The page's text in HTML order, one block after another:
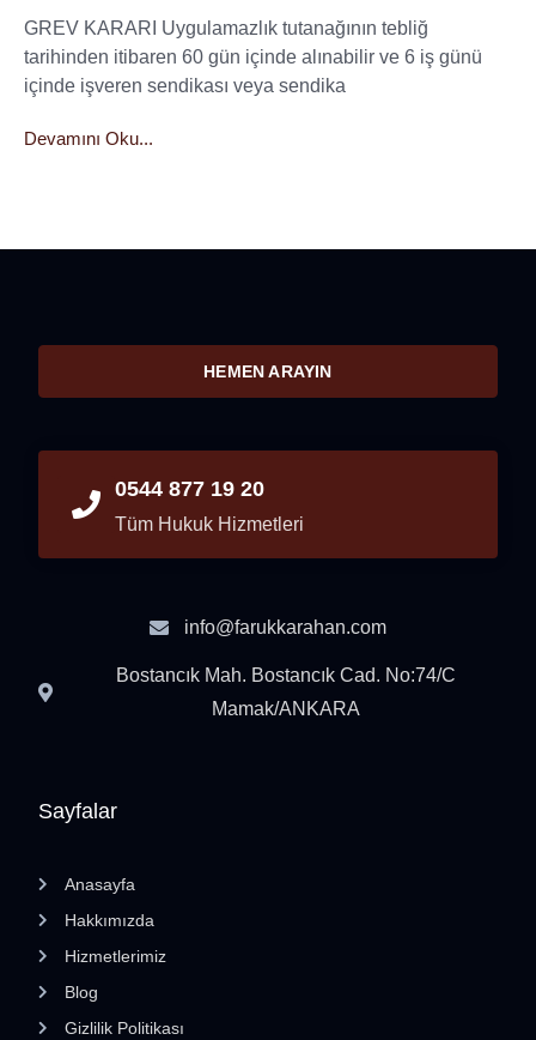
GREV KARARI Uygulamazlık tutanağının tebliğ
tarihinden itibaren 60 gün içinde alınabilir ve 6 iş günü
içinde işveren sendikası veya sendika
Devamını Oku...
Sayfalar
Anasayfa
Hakkımızda
Hizmetlerimiz
Blog
Gizlilik Politikası
HEMEN ARAYIN
0544 877 19 20
Tüm Hukuk Hizmetleri
info@farukkarahan.com
Bostancık Mah. Bostancık Cad. No:74/C
Mamak/ANKARA